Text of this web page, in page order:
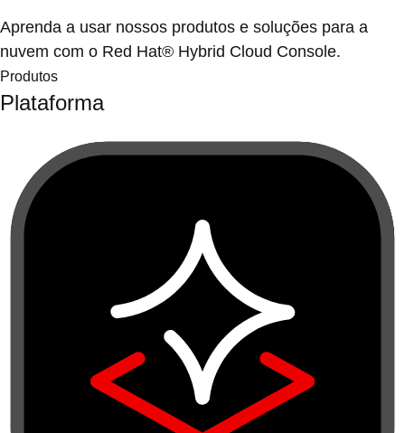
Aprenda a usar nossos produtos e soluções para a
nuvem com o Red Hat® Hybrid Cloud Console.
Produtos
Plataforma